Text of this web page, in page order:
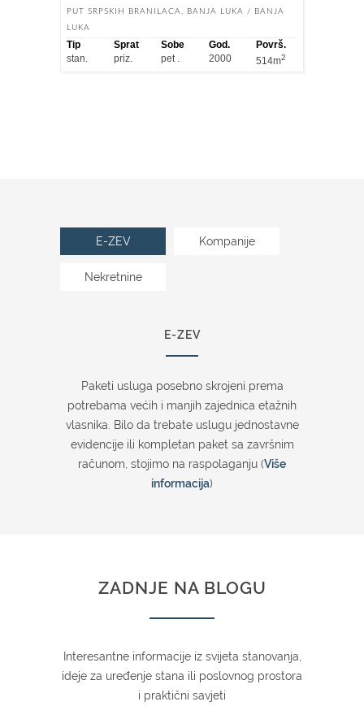
PUT SRPSKIH BRANILACA, BANJA LUKA / BANJA
LUKA
Tip
stan.
Sprat
priz.
Sobe
pet .
God.
2000
Površ.
514m2
E-ZEV Kompanije
Nekretnine
E-ZEV
Paketi usluga posebno skrojeni prema
potrebama većih i manjih zajednica etažnih
vlasnika. Bilo da trebate uslugu jednostavne
evidencije ili kompletan paket sa završnim
računom, stojimo na raspolaganju (Više
informacija)
ZADNJE NA BLOGU
Interesantne informacije iz svijeta stanovanja,
ideje za uređenje stana ili poslovnog prostora
i praktični savjeti